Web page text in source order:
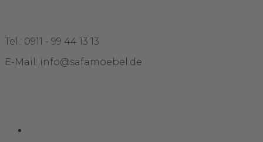
Tel.: 0911 - 99 44 13 13
E-Mail: info@safamoebel.de